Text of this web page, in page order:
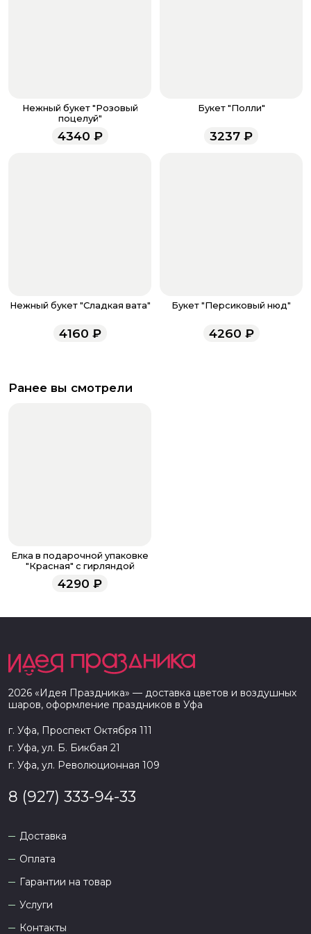
звоните по номеру телефона
8 (927) 936-71-86
напишите WhatsApp
+7 937 333-66-53
менеджеры работают ежедневно с 9.00 до 23.00 и
всегда рады проконсультировать вас.
Нежный букет "Розовый
поцелуй"
4340 ₽
Букет "Полли"
3237 ₽
Нежный букет "Сладкая вата"
4160 ₽
Букет "Персиковый нюд"
4260 ₽
Ранее вы смотрели
Елка в подарочной упаковке
"Красная" с гирляндой
4290 ₽
2026 «Идея Праздника» — доставка цветов и воздушных
шаров, оформление праздников в Уфа
г. Уфа, Проспект Октября 111
г. Уфа, ул. Б. Бикбая 21
г. Уфа, ул. Революционная 109
8 (927) 333-94-33
Доставка
Оплата
Гарантии на товар
Услуги
Контакты